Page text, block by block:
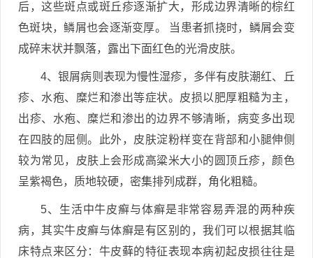
后，这些斑点或斑丘疹逐渐扩大，形成边界清晰的棕红
色斑块，鳞屑也会逐渐变厚。 当患者抓挠时，鳞屑会变
成碎末状并飘落，露出下面红色的光滑皮肤。
4、银屑病则表现为慢性湿疹，多伴有皮肤潮红、丘
疹、水疱、糜烂和渗出等症状。皮损以肥厚粗糙为主，
出疹、水疱、糜烂和渗出的边界不够清晰，病变多出现
在四肢的屈侧。此外，皮肤淀粉样变在背部和小腿伸侧
较为常见，皮肤上会形成高粱米大小的圆顶丘疹，颜色
呈紫褐色，质地较硬，密集排列成群，角化粗糙。
5、生活中牛皮癣与体癣是非常容易弄混的两种疾
病，其实牛皮癣与体癣是有区别的，我们可以根据其临
床特点来区分：牛皮藓的特征表现本病初起皮损往往是